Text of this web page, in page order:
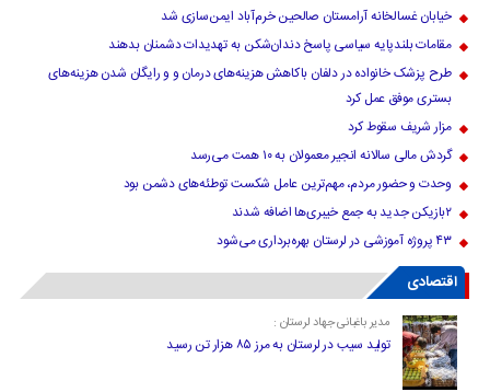
خیابان غسالخانه آرامستان صالحین خرم‌آباد ایمن‌سازی شد
مقامات بلندپایه سیاسی پاسخ دندان‌شکن به تهدیدات دشمنان بدهند
طرح پزشک خانواده در دلفان باکاهش هزینه‌های درمان و و رایگان شدن هزینه‌های
بستری موفق عمل کرد
مزار شریف سقوط کرد
گردش مالی سالانه انجیر معمولان به ۱۰ همت می‌رسد
وحدت و حضور مردم، مهم‌ترین عامل شکست توطئه‌های دشمن بود
۲بازیکن جدید به جمع خیبری‌ها اضافه شدند
۴۳ پروژه آموزشی در لرستان بهره‌برداری می‌شود
اقتصادی
مدیر باغبانی جهاد لرستان :
تولید سیب در لرستان به مرز ۸۵ هزار تن رسید